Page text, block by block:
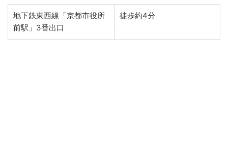
地下鉄東西線「京都市役所
前駅」3番出口
徒歩約4分